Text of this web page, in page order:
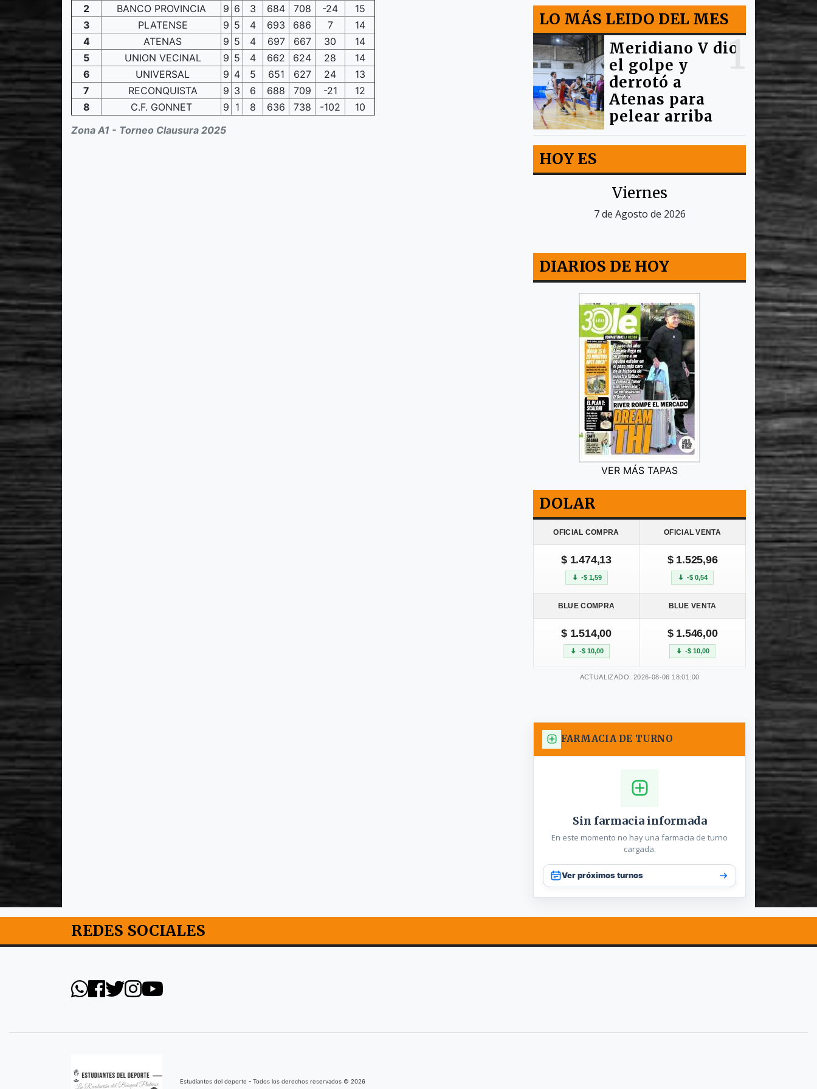
Zona A1 - Torneo Clausura 2025
2 BANCO PROVINCIA 9 6 3 684 708 -24
15
3
PLATENSE 9 5 4 693 686 7
14
4
ATENAS 9 5 4 697 667 30
14
5
UNION VECINAL 9 5 4 662 624 28
14
6
UNIVERSAL 9 4 5 651 627 24
13
7
RECONQUISTA 9 3 6 688 709 -21
12
8
C.F. GONNET 9 1 8 636 738 -102 10
LO MÁS LEIDO DEL MES
1
Meridiano V dio
el golpe y
derrotó a
Atenas para
pelear arriba
HOY ES
Viernes
7 de Agosto de 2026
DIARIOS DE HOY
VER MÁS TAPAS
DOLAR
OFICIAL COMPRA OFICIAL VENTA
$ 1.474,13
-$ 1,59
$ 1.525,96
-$ 0,54
BLUE COMPRA BLUE VENTA
$ 1.514,00
-$ 10,00
$ 1.546,00
-$ 10,00
ACTUALIZADO: 2026-08-06 18:01:00
FARMACIA DE TURNO
Sin farmacia informada
En este momento no hay una farmacia de turno
cargada.
Ver próximos turnos
REDES SOCIALES
Estudiantes del deporte - Todos los derechos reservados © 2026